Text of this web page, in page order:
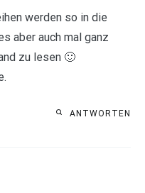
werden so in die
aber auch mal ganz
zu lesen 🙂
ANTWORTEN